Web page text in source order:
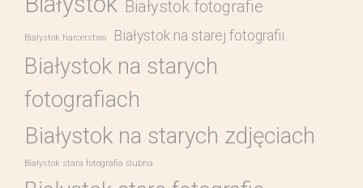
Białystok fotografie
Białystok harcerstwo Białystok na starej fotografii
Białystok na starych
fotografiach
Białystok na starych zdjęciach
Białystok stara fotografia ślubna